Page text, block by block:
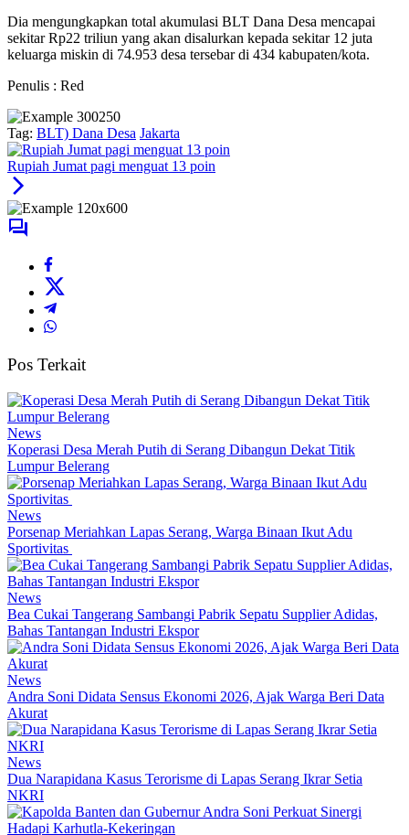
Dia mengungkapkan total akumulasi BLT Dana Desa mencapai
sekitar Rp22 triliun yang akan disalurkan kepada sekitar 12 juta
keluarga miskin di 74.953 desa tersebar di 434 kabupaten/kota.
Penulis : Red
Tag: BLT) Dana Desa Jakarta
Rupiah Jumat pagi menguat 13 poin
Pos Terkait
News
Koperasi Desa Merah Putih di Serang Dibangun Dekat Titik
Lumpur Belerang
News
Porsenap Meriahkan Lapas Serang, Warga Binaan Ikut Adu
Sportivitas
News
Bea Cukai Tangerang Sambangi Pabrik Sepatu Supplier Adidas,
Bahas Tantangan Industri Ekspor
News
Andra Soni Didata Sensus Ekonomi 2026, Ajak Warga Beri Data
Akurat
News
Dua Narapidana Kasus Terorisme di Lapas Serang Ikrar Setia
NKRI